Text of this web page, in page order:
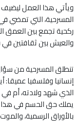
ويأتي هذا العمل
المسرحية، التي تمضي
ركحية تجمع بين العمق
والعيش بين ثقافتين في
تنطلق المسرحية من
إنسانيا وفلسفيا
الذي شهد ولادته، أم في
يملك حق الحسم في هذا
بالأوراق الرسمية،